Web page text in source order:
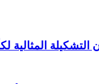
المثالية لكأس